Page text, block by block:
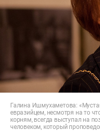
Галина Ишмухаметова:
евразийцем, несмотря на то
корням, всегда выступал на
человеком, который